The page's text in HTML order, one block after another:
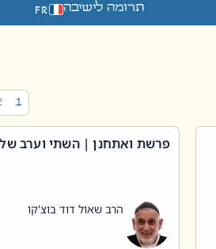
תרומה לישיבה FR
1
פרשת ואתחנן | השתי וערב של
הרב שאול דוד בוצ'קו